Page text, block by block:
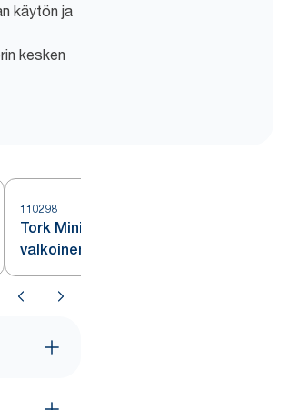
käytön ja
kesken
110298
Tork Mini Jumbo WC-paperi,
valkoinen, T2